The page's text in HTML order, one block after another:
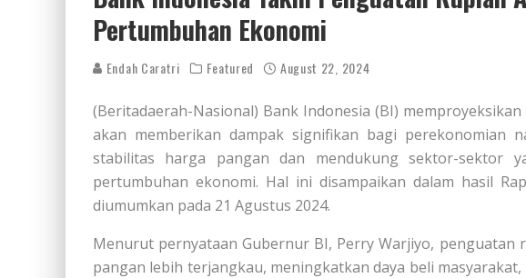
Pertumbuhan Ekonomi
Endah Caratri Featured August 22, 2024
(Beritadaerah-Nasional) Bank Indonesia (BI)
akan memberikan dampak signifikan bagi perekonomian
stabilitas harga pangan dan mendukung sektor-sektor
pertumbuhan ekonomi. Hal ini disampaikan dalam hasil
diumumkan pada 21 Agustus 2024.
Menurut pernyataan Gubernur BI, Perry Warjiyo, penguatan
pangan lebih terjangkau, meningkatkan daya beli